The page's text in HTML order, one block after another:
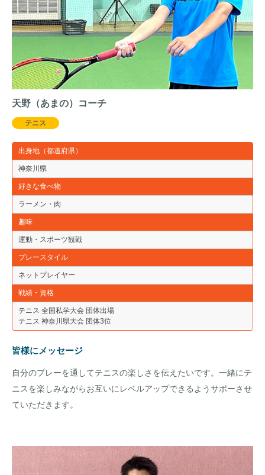
天野（あまの）コーチ
テニス
出身地（都道府県）
神奈川県
好きな食べ物
ラーメン・肉
趣味
運動・スポーツ観戦
プレースタイル
ネットプレイヤー
戦績・資格
テニス 全国私学大会 団体出場
テニス 神奈川県大会 団体3位
皆様にメッセージ
自分のプレーを通してテニスの楽しさを伝えたいです。一緒にテ
ニスを楽しみながらお互いにレベルアップできるようサポーさせ
ていただきます。